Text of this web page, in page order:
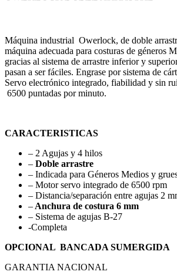
Máquina industrial Owerlock, de doble
máquina adecuada para costuras de géneros
gracias al sistema de arrastre inferior y
pasan a ser fáciles. Engrase por sistema de
Servo electrónico integrado, fiabilidad y sin
6500 puntadas por minuto.
CARACTERISTICAS
– 2 Agujas y 4 hilos
– Doble arrastre
– Indicada para Géneros Medios y
– Motor servo integrado de 6500 rpm
– Distancia/separación entre agujas 2
– Anchura de costura 6 mm
– Sistema de agujas B-27
-Completa
OPCIONAL BANCADA SUMERGIDA
GARANTIA NACIONAL